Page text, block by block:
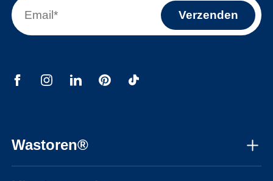
Wastoren®